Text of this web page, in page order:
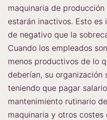
maquinaria de producción
estarán inactivos. Esto es
de negativo que la
Cuando los empleados son
menos productivos de lo
deberían, su organización
teniendo que pagar
mantenimiento rutinario
maquinaria y otros costes